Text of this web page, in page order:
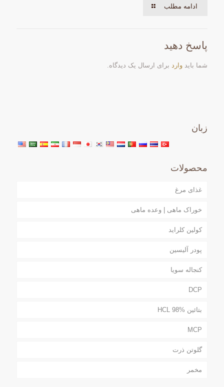
ادامه مطلب
پاسخ دهید
شما باید وارد برای ارسال یک دیدگاه.
زبان
محصولات
غذای مرغ
خوراک ماهی | وعده ماهی
کولین کلراید
پودر آلیسین
کنجاله سویا
DCP
بتائین HCL 98%
MCP
گلوتن ذرت
مخمر